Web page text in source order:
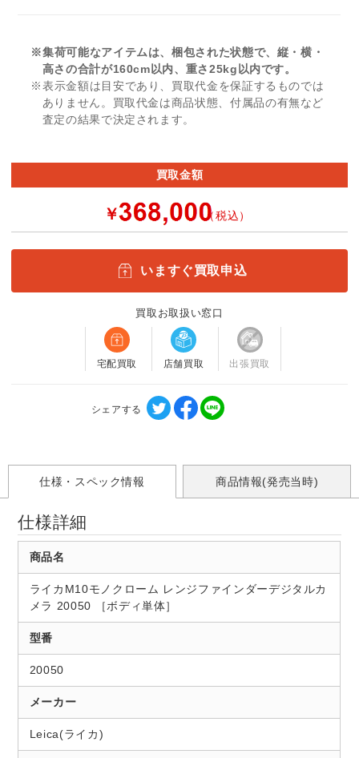
※集荷可能なアイテムは、梱包された状態で、縦・横・
高さの合計が160cm以内、重さ25kg以内です。
※表示金額は目安であり、買取代金を保証するものでは
ありません。買取代金は商品状態、付属品の有無など
査定の結果で決定されます。
買取金額
￥ （税込）
いますぐ買取申込
買取お取扱い窓口
宅配買取 店舗買取 出張買取
シェアする
仕様・スペック情報 商品情報(発売当時)
仕様詳細
商品名
ライカM10モノクローム レンジファインダーデジタルカ
メラ 20050 ［ボディ単体］
型番
20050
メーカー
Leica(ライカ)